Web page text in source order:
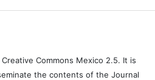
Commons Mexico 2.5. It is
the contents of the Journal